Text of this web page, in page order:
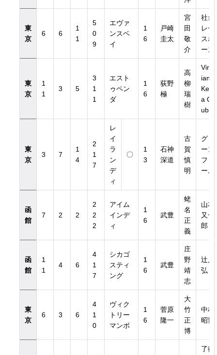
東
京
6 6
1
1
5
0
9
エヴァ
ンスベ
イ
1
6
戸崎
圭太
宮
田
敬
介
社台
レー
スホ
ース
東
京
1
1
3 5
3
1
1
エスト
ゥペン
ダ
1
6
荻野
極
高
柳
瑞
樹
Virid
ian
Keib
a Cl
ub
東
京
3 7
1
4
2
1
7
レ
イ
ラ
ン
デ
ィ
〇
1
3
石神
深道
古
賀
慎
明
グリ
ーン
ファ
ーム
函
館
7 2 2
2
2
2
アイム
インデ
ィ
1
6
武豊
蛯
名
正
義
山本
又一
郎
函
館
1
1
4 6
4
1
7
シカゴ
スティ
ング
1
6
武豊
庄
野
靖
志
辻川
弘
東
京
6 3 6
4
1
0
ヴィク
トリー
マンボ
1
6
菅原
隆一
大
竹
正
博
中村
昭博
了徳